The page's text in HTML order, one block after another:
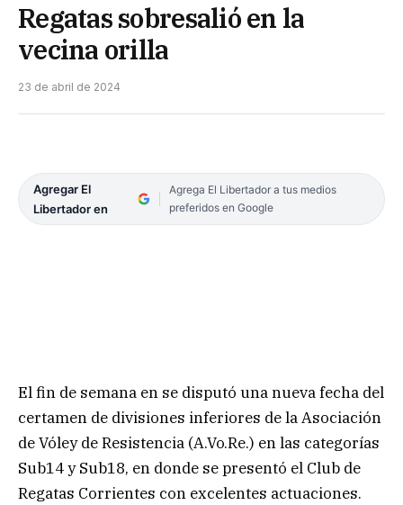
Regatas sobresalió en la
vecina orilla
23 de abril de 2024
Agregar El
Libertador en
Agrega El Libertador a tus medios
preferidos en Google
El fin de semana en se disputó una nueva fecha del
certamen de divisiones inferiores de la Asociación
de Vóley de Resistencia (A.Vo.Re.) en las categorías
Sub14 y Sub18, en donde se presentó el Club de
Regatas Corrientes con excelentes actuaciones.